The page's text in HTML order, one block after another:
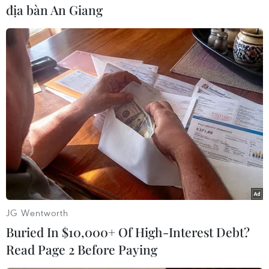
khuyến cáo: “Chúng ta đã có bài học rất sâu sắc
khi hạ lãi suất nhanh và mạnh từ năm 2008 và
2009 rồi, sau đó lạm phát bùng lên và chúng ta
lại phải nỗ lực để kìm chế lạm phát. Đây cũng là
điều cần được các nhà hoạch định chính sách
nhìn nhận ra, không phải hạ lãi suất đã là tốt.”
Còn Chủ tịch Hội đồng thành viên Agribank
Nguyễn Ngọc Bảo cho rằng, lãi suất huy động
giảm kéo theo lãi suất cho vay giảm. Quyết định
này phù hợp với tình hình lạm phát năm 2012
và kỳ vọng lạm phát 7 % năm tới, cũng phù hợp
với cung cầu vốn thị trường và chủ trương hỗ
trợ sản xuất kinh doanh ngay từ đầu năm của
Chính phủ.
địa bàn An Giang
JG Wentworth
Buried In $10,000+ Of High-Interest Debt?
Read Page 2 Before Paying